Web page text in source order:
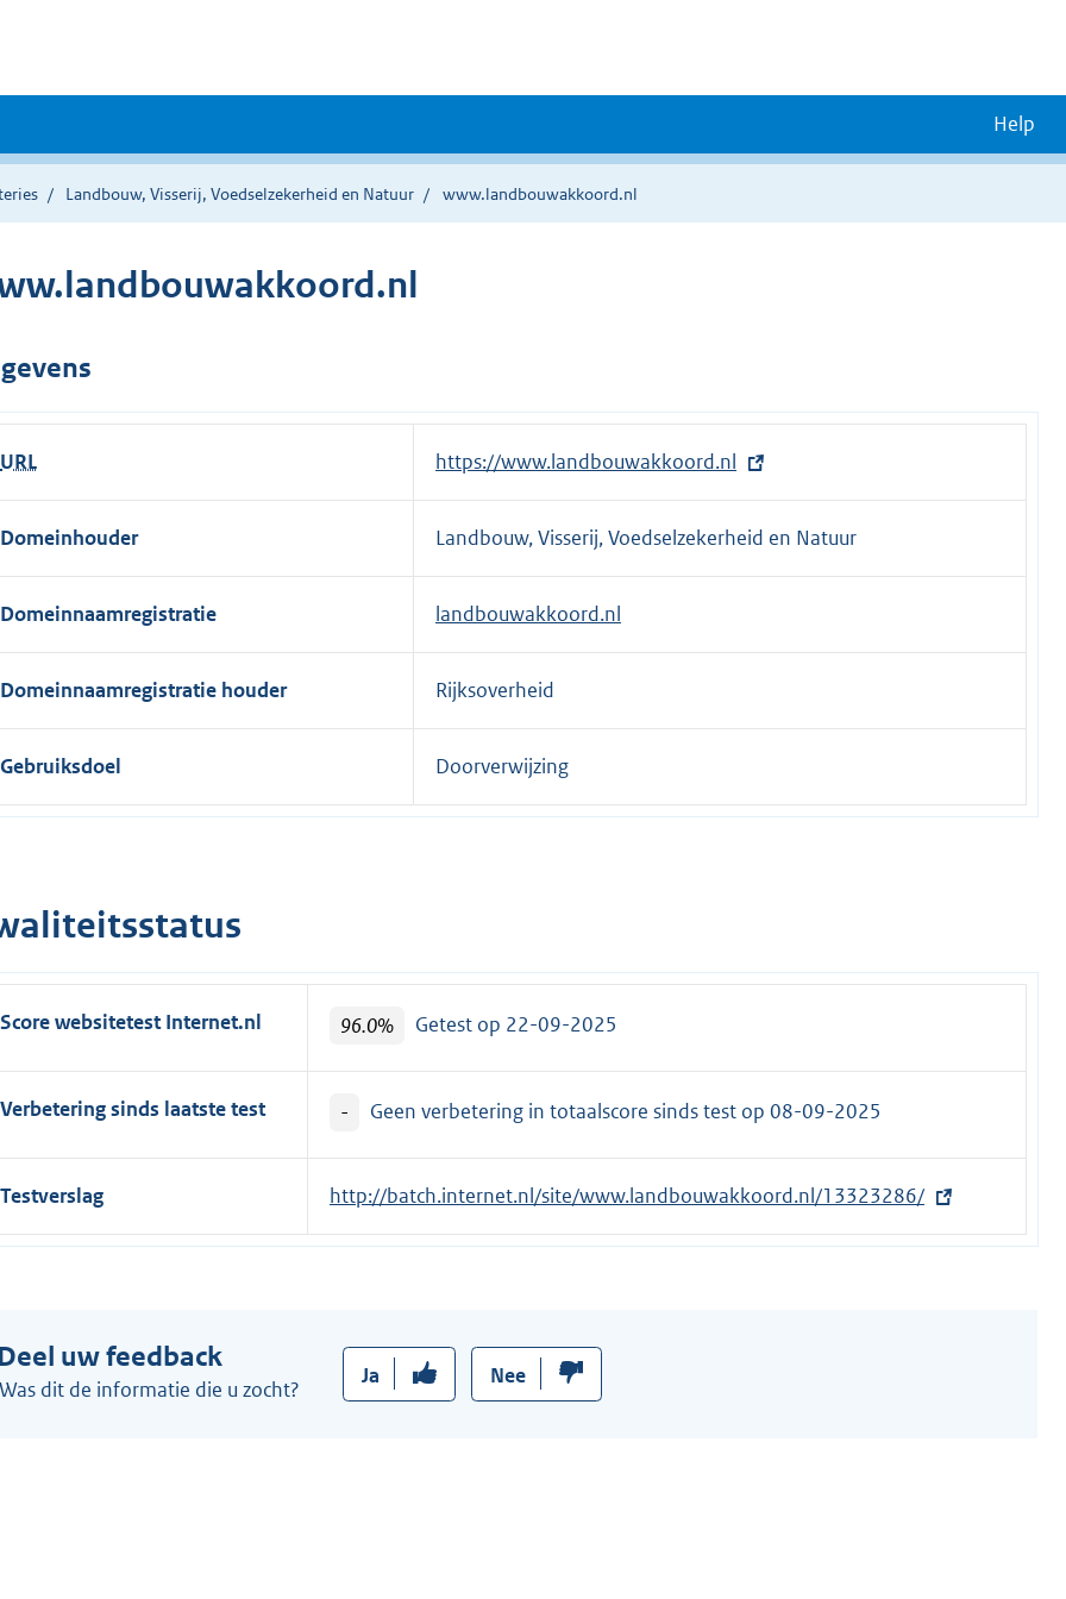
Help
Landbouw, Visserij, Voedselzekerheid en Natuur www.landbouwakkoord.nl
URL
E
x
t
n
e
l
:
https://www.landbouwakkoord.nl
Domeinhouder Landbouw, Visserij, Voedselzekerheid en Natuur
Domeinnaamregistratie landbouwakkoord.nl
Domeinnaamregistratie houder Rijksoverheid
Gebruiksdoel Doorverwijzing
Score websitetest Internet.nl 96.0% Getest op 22-09-2025
Verbetering sinds laatste test - Geen verbetering in totaalscore sinds test op 08-09-2025
Testverslag
E
x
http://batch.internet.nl/site/www.landbouwakkoord.nl/13323286/
uw feedback
Was dit de informatie die u zocht?
Ja Nee